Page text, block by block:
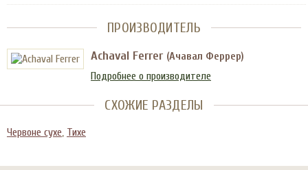
ПРОИЗВОДИТЕЛЬ
Achaval Ferrer (Ачавал Феррер)
Подробнее о производителе
СХОЖИЕ РАЗДЕЛЫ
Червоне сухе, Тихе